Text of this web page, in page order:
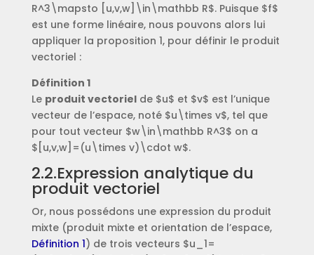
R^3\mapsto [u,v,w]\in\mathbb R$. Puisque $f$
est une forme linéaire, nous pouvons alors lui
appliquer la proposition 1, pour définir le produit
vectoriel :
Définition 1
Le produit vectorielde $u$ et $v$ est l’unique
vecteur de l’espace, noté $u\times v$, tel que
pour tout vecteur $w\in\mathbb R^3$ on a
$[u,v,w]=(u\times v)\cdot w$.
2.2.Expression analytique du
produit vectoriel
Or, nous possédons une expression du produit
mixte (produit mixte et orientation de l’espace,
Définition 1) de trois vecteurs $u_1=